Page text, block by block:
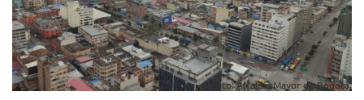
Foto: Alcaldía Mayor de Bogotá.